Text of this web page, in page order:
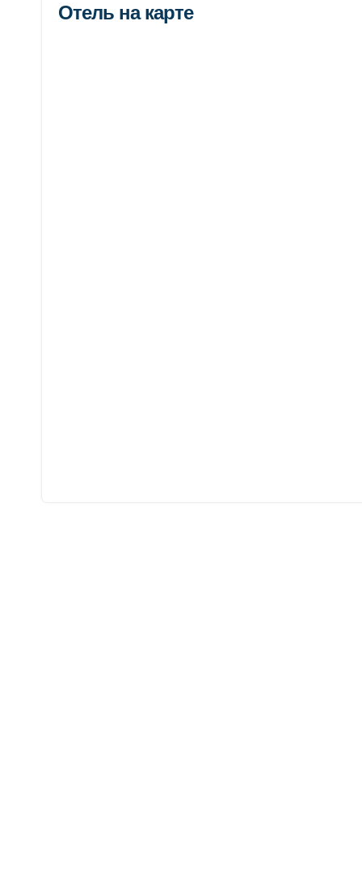
Отель на карте